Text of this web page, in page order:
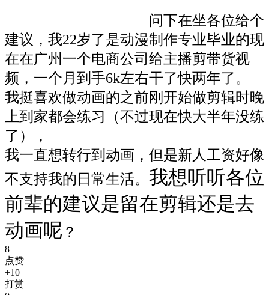
问下在坐各位给个
建议，我22岁了是动漫制作专业毕业的现
在在广州一个电商公司给主播剪带货视
频，一个月到手6k左右干了快两年了。
我挺喜欢做动画的之前刚开始做剪辑时晚
上到家都会练习（不过现在快大半年没练
了），
我一直想转行到动画，但是新人工资好像
不支持我的日常生活。 我想听听各位
前辈的建议是留在剪辑还是去
动画呢 ？
8
点赞
+10
打赏